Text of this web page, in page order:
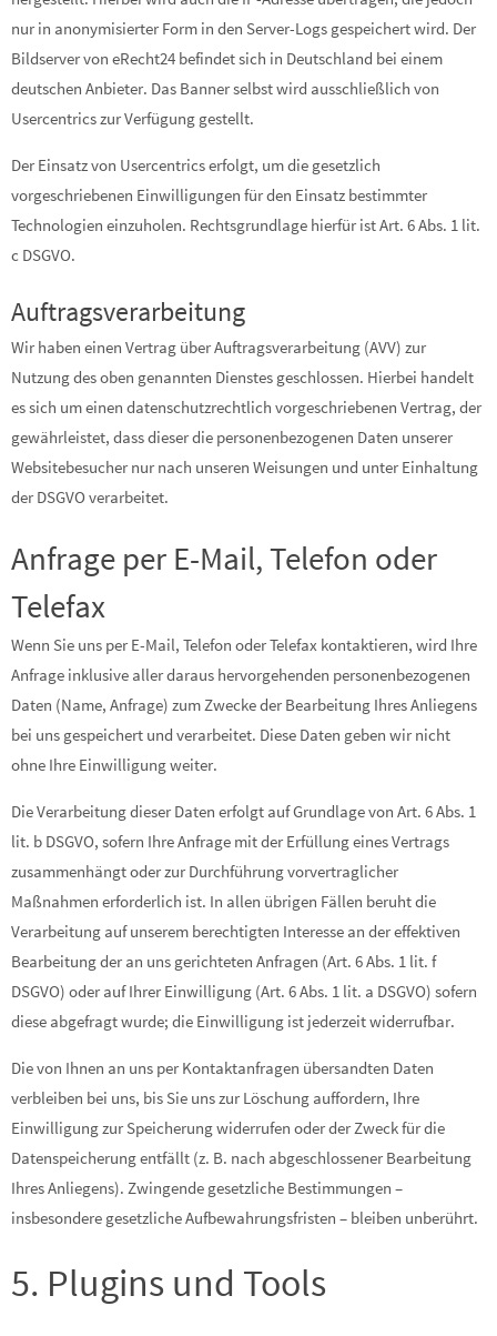
nur in anonymisierter Form in den Server-Logs gespeichert wird. Der
Bildserver von eRecht24 befindet sich in Deutschland bei einem
deutschen Anbieter. Das Banner selbst wird ausschließlich von
Usercentrics zur Verfügung gestellt.
Der Einsatz von Usercentrics erfolgt, um die gesetzlich
vorgeschriebenen Einwilligungen für den Einsatz bestimmter
Technologien einzuholen. Rechtsgrundlage hierfür ist Art. 6 Abs. 1 lit.
c DSGVO.
Auftragsverarbeitung
Wir haben einen Vertrag über Auftragsverarbeitung (AVV) zur
Nutzung des oben genannten Dienstes geschlossen. Hierbei handelt
es sich um einen datenschutzrechtlich vorgeschriebenen Vertrag, der
gewährleistet, dass dieser die personenbezogenen Daten unserer
Websitebesucher nur nach unseren Weisungen und unter Einhaltung
der DSGVO verarbeitet.
Anfrage per E-Mail, Telefon oder
Telefax
Wenn Sie uns per E-Mail, Telefon oder Telefax kontaktieren, wird Ihre
Anfrage inklusive aller daraus hervorgehenden personenbezogenen
Daten (Name, Anfrage) zum Zwecke der Bearbeitung Ihres Anliegens
bei uns gespeichert und verarbeitet. Diese Daten geben wir nicht
ohne Ihre Einwilligung weiter.
Die Verarbeitung dieser Daten erfolgt auf Grundlage von Art. 6 Abs. 1
lit. b DSGVO, sofern Ihre Anfrage mit der Erfüllung eines Vertrags
zusammenhängt oder zur Durchführung vorvertraglicher
Maßnahmen erforderlich ist. In allen übrigen Fällen beruht die
Verarbeitung auf unserem berechtigten Interesse an der effektiven
Bearbeitung der an uns gerichteten Anfragen (Art. 6 Abs. 1 lit. f
DSGVO) oder auf Ihrer Einwilligung (Art. 6 Abs. 1 lit. a DSGVO) sofern
diese abgefragt wurde; die Einwilligung ist jederzeit widerrufbar.
Die von Ihnen an uns per Kontaktanfragen übersandten Daten
verbleiben bei uns, bis Sie uns zur Löschung auffordern, Ihre
Einwilligung zur Speicherung widerrufen oder der Zweck für die
Datenspeicherung entfällt (z. B. nach abgeschlossener Bearbeitung
Ihres Anliegens). Zwingende gesetzliche Bestimmungen –
insbesondere gesetzliche Aufbewahrungsfristen – bleiben unberührt.
5. Plugins und Tools